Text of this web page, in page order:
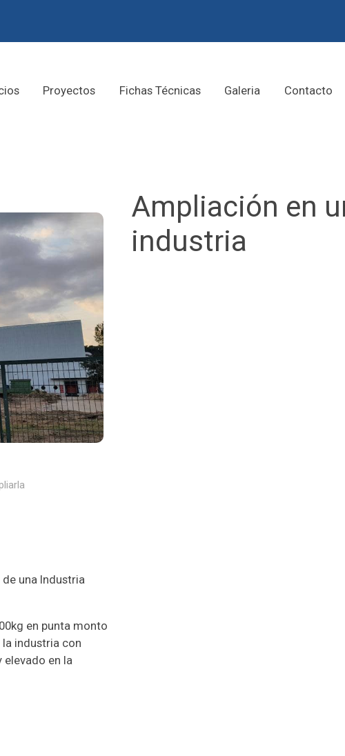
Proyectos Fichas Técnicas Galeria Contacto
una Industria
en punta monto
la industria con
elevado en la
Ampliación en
industria